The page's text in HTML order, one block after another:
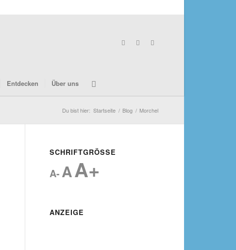
Entdecken Über uns
Du bist hier: Startseite / Blog / Morchel
SCHRIFTGRÖSSE
A- AA+
ANZEIGE